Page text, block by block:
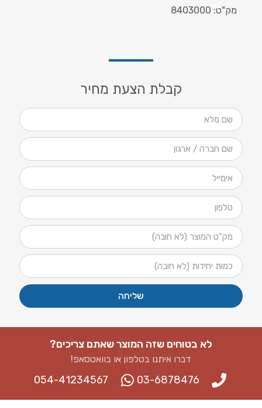
מק"ט: 8403000
קבלת הצעת מחיר
שליחה
לא בטוחים שזה המוצר שאתם צריכים?
דברו איתנו בטלפון או בוואטסאפ​!
03-6878476
054-41234567